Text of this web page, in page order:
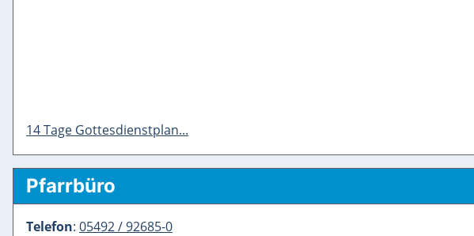
14 Tage Gottesdienstplan...
Pfarrbüro
Telefon: 05492 / 92685-0